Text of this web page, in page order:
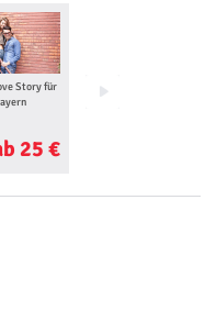
Story für
25 €
Foto Tour Bayern